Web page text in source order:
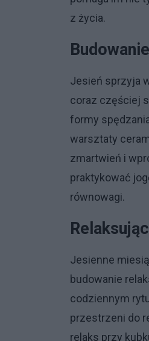
z życia.
Jesień sprzyja
coraz częściej
formy
warsztaty
zmartwień i
praktykować
równowagi.
Jesienne
budowanie
codziennym
przestrzeni do
relaks przy